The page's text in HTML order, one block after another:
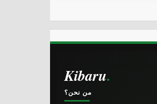
Kibaru
من نحن؟